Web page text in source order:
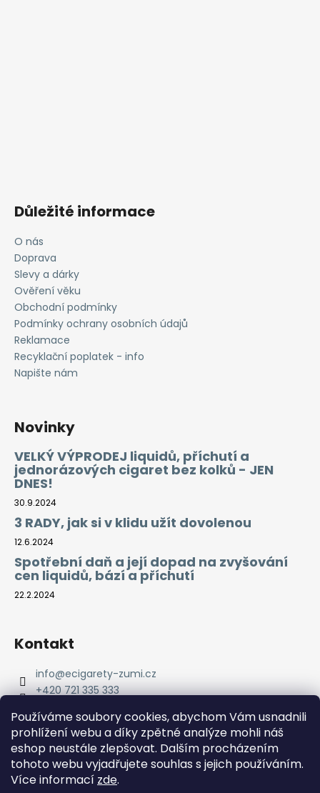
Používáme soubory cookies, abychom Vám usnadnili
prohlížení webu a díky zpětné analýze mohli náš
eshop neustále zlepšovat. Dalším procházením
tohoto webu vyjadřujete souhlas s jejich používáním.
Více informací zde.
Důležité informace
O nás
Doprava
Slevy a dárky
Ověření věku
Obchodní podmínky
Podmínky ochrany osobních údajů
Reklamace
Recyklační poplatek - info
Napište nám
Novinky
VELKÝ VÝPRODEJ liquidů, příchutí a
jednorázových cigaret bez kolků - JEN
DNES!
30.9.2024
3 RADY, jak si v klidu užít dovolenou
12.6.2024
Spotřební daň a její dopad na zvyšování
cen liquidů, bází a příchutí
22.2.2024
Kontakt
info@ecigarety-zumi.cz
+420 721 335 333